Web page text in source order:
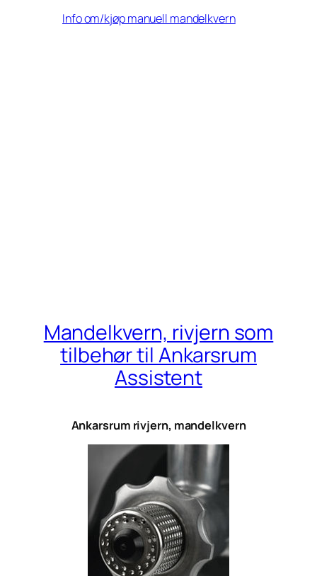
Info om/kjøp manuell mandelkvern
Mandelkvern, rivjern som
tilbehør til Ankarsrum
Assistent
Ankarsrum rivjern, mandelkvern